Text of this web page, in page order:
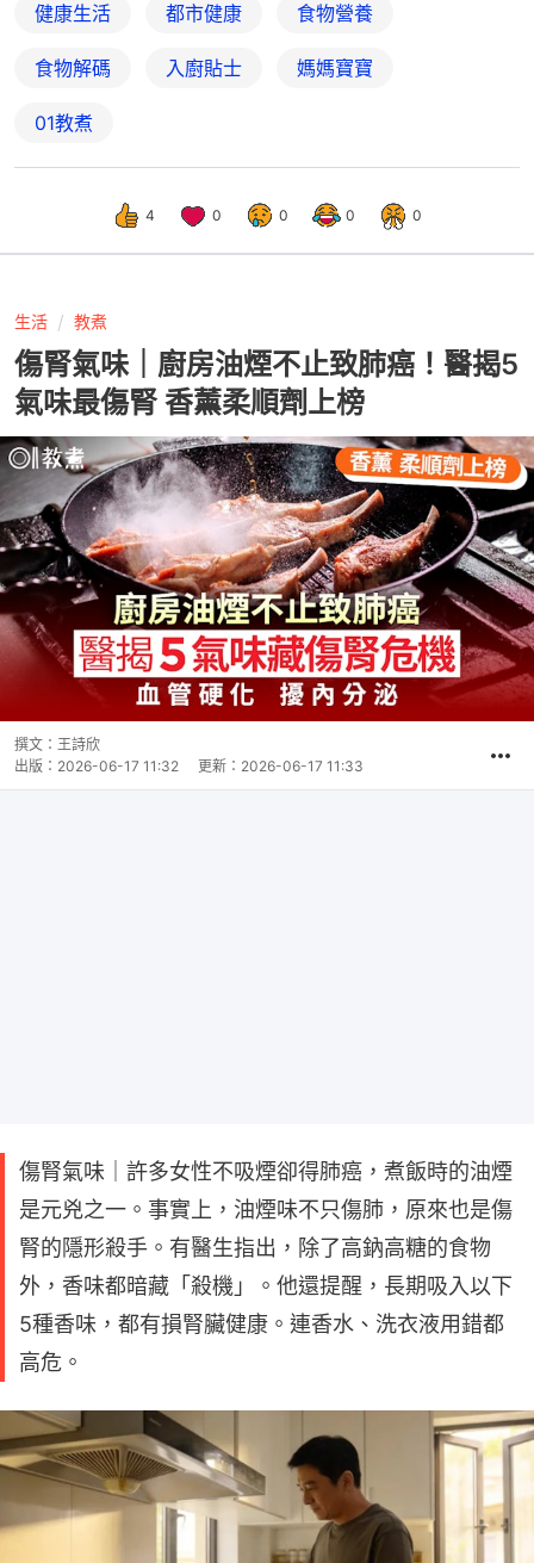
健康生活 都市健康 食物營養
食物解碼 入廚貼士 媽媽寶寶
01教煮
4 0 0 0 0
生活 教煮
傷腎氣味｜廚房油煙不止致肺癌！醫揭5
氣味最傷腎 香薰柔順劑上榜
撰文： 王詩欣
出版： 2026-06-17 11:32 更新： 2026-06-17 11:33
傷腎氣味｜許多女性不吸煙卻得肺癌，煮飯時的油煙
是元兇之一。事實上，油煙味不只傷肺，原來也是傷
腎的隱形殺手。有醫生指出，除了高鈉高糖的食物
外，香味都暗藏「殺機」。他還提醒，長期吸入以下
5種香味，都有損腎臟健康。連香水、洗衣液用錯都
高危。